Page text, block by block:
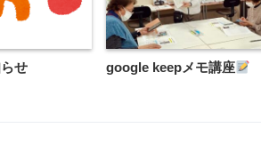
せ google keepメモ講座